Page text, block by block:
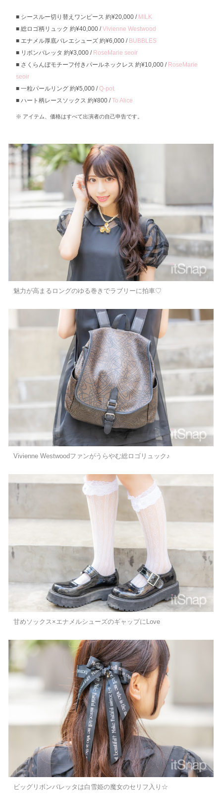
シースルー切り替えワンピース 約¥20,000 / MILK
総ロゴ柄リュック 約¥40,000 /Vivienne Westwood
エナメル厚底バレエシューズ 約¥6,000 / BUBBLES
リボンバレッタ 約¥3,000 / RoseMarie seoir
さくらんぼモチーフ付きパールネックレス 約¥10,000 / RoseMarie
seoir
一粒パールリング 約¥5,000 /Q-pot.
ハート柄レースソックス 約¥800 /To Alice
アイテム、価格はすべて出演者の自己申告です。
魅力が高まるロングのゆる巻きでラブリーに拍車♡
Vivienne Westwoodファンがうらやむ総ロゴリュック♪
甘めソックス×エナメルシューズのギャップにLove
ビッグリボンバレッタは白雪姫の魔女のセリフ入り☆